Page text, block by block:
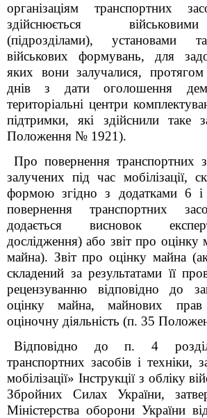
організаціям транспортних
здійснюється
(підрозділами), установами
військових формувань, для
яких вони залучалися,
днів з дати оголошення
територіальні центри
підтримки, які здійснили таке
Положення № 1921).
Про повернення транспортних
залучених під час мобілізації,
формою згідно з додатками 6
повернення транспортних
додається висновок
дослідження) або звіт про оцінку
майна). Звіт про оцінку майна
складений за результатами її
рецензуванню відповідно до
оцінку майна, майнових
оціночну діяльність (п. 35
Відповідно до п. 4
транспортних засобів і техніки,
мобілізації» Інструкції з обліку
Збройних Силах України,
Міністерства оборони України